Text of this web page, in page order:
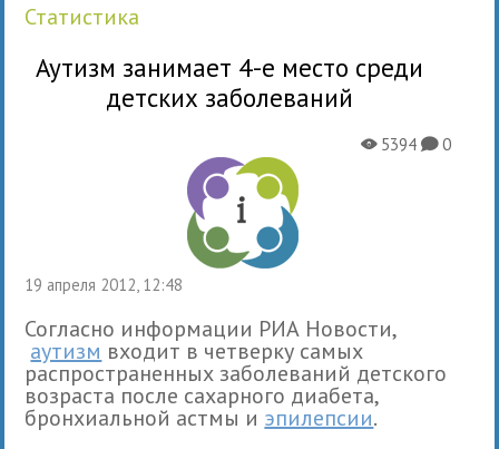
статистика
Аутизм занимает 4-е место среди
детских заболеваний
19 апреля 2012, 12:48
X5394K0
Согласно информации РИА Новости,
аутизм входит в четверку самых
распространенных заболеваний детского
возраста после сахарного диабета,
бронхиальной астмы и эпилепсии.